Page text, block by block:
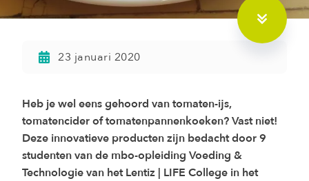
23 januari 2020
Heb je wel eens gehoord van tomaten-ijs,
tomatencider of tomatenpannenkoeken? Vast niet!
Deze innovatieve producten zijn bedacht door 9
studenten van de mbo-opleiding Voeding &
Technologie van het Lentiz | LIFE College in het